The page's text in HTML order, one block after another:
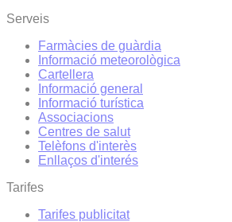
Serveis
Farmàcies de guàrdia
Informació meteorològica
Cartellera
Informació general
Informació turística
Associacions
Centres de salut
Telèfons d'interès
Enllaços d'interés
Tarifes
Tarifes publicitat